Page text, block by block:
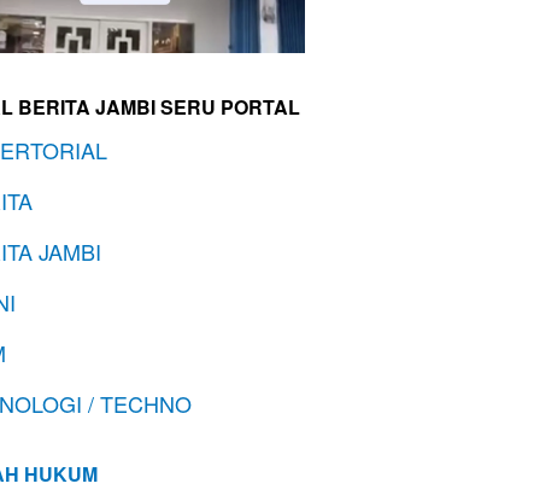
BERITA JAMBI SERU PORTAL
JAMBI
/ TECHNO
HUKUM